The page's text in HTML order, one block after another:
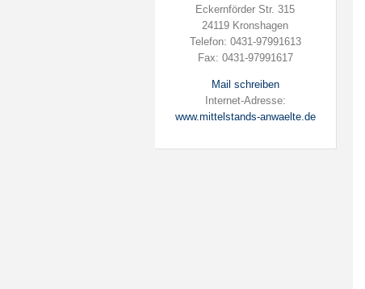
Eckernförder Str. 315
24119 Kronshagen
Telefon: 0431-97991613
Fax: 0431-97991617
Mail schreiben
Internet-Adresse:
www.mittelstands-anwaelte.de